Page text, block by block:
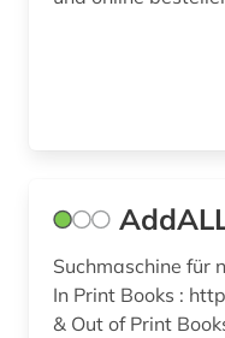
Suchmaschine für
In Print Books :
& Out of Print